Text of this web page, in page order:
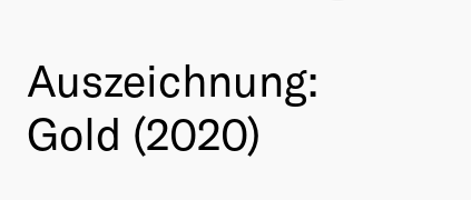
Auszeichnung:
Gold (2020)